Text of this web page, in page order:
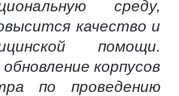
среду,
качество и
помощи.
корпусов
по проведению